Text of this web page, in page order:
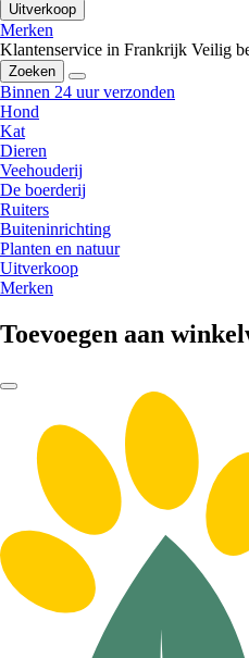
Uitverkoop
Merken
Klantenservice in Frankrijk Veilig
Zoeken
Binnen 24 uur verzonden
Hond
Kat
Dieren
Veehouderij
De boerderij
Ruiters
Buiteninrichting
Planten en natuur
Uitverkoop
Merken
Toevoegen aan